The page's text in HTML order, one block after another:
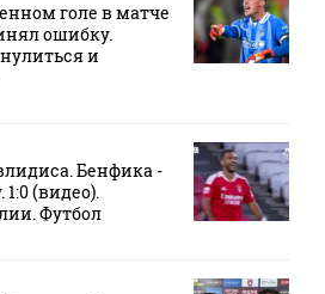
голе в матче
ошибку.
и
Бенфика -
(видео).
Футбол